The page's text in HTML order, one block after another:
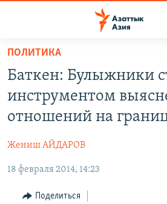
Вернуться
основному
содержанию
Вернутся
главной
Вернутся
поиску
ТАДЖИКИСТАН
ВОЙНА В УКРАИНЕ
КЫРГЫЗЧА
ЎЗБЕКЧА
ПОДПИШИТЕСЬ НА НАС В СОЦСЕТЯХ
ПОЛИТИКА
Баткен: Булыжники
инструментом
отношений на
Жениш АЙДАРОВ
18 февраля 2014, 14:23
Поделиться